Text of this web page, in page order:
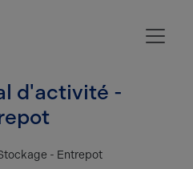
d'activité -
- Entrepot